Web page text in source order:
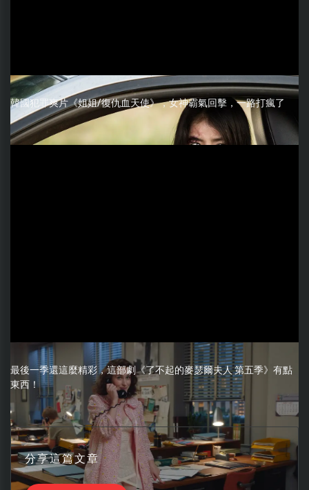
韓國犯罪爽片《姐姐/復仇血天使》，女神霸氣回擊，一路打瘋了
最後一季還這麼精彩，這部劇《了不起的麥瑟爾夫人 第五季》有點
東西！
分享這篇文章